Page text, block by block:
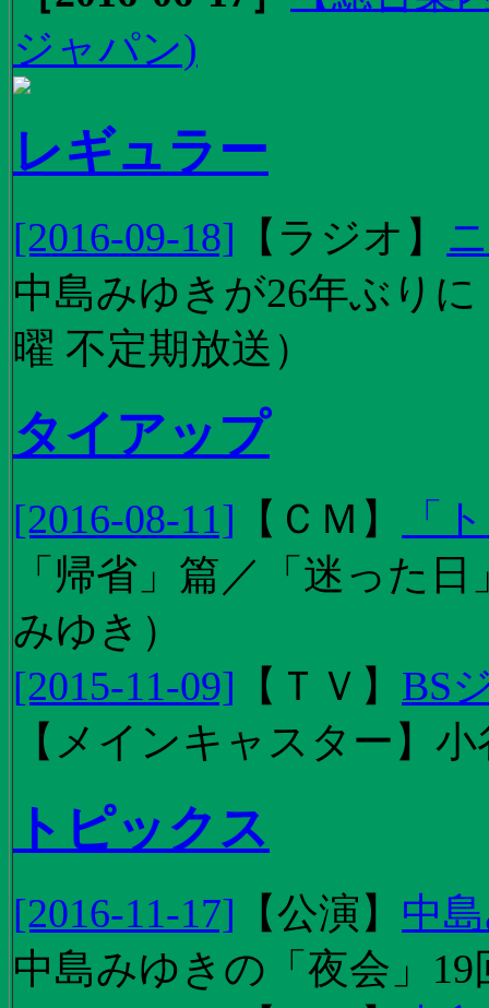
ジャパン)
レギュラー
[2016-09-18] 【 ラジオ 】
中島みゆきが26年ぶり
曜 不定期放送）
タイアップ
[2016-08-11] 【 ＣＭ 】
「
「帰省」篇／「迷った
みゆき）
[2015-11-09] 【 ＴＶ 】 BS
【メインキャスター】
トピックス
[2016-11-17] 【公演 】 中
中島みゆきの「夜会」